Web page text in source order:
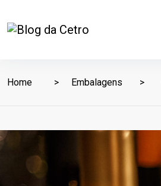
Home Embalagens